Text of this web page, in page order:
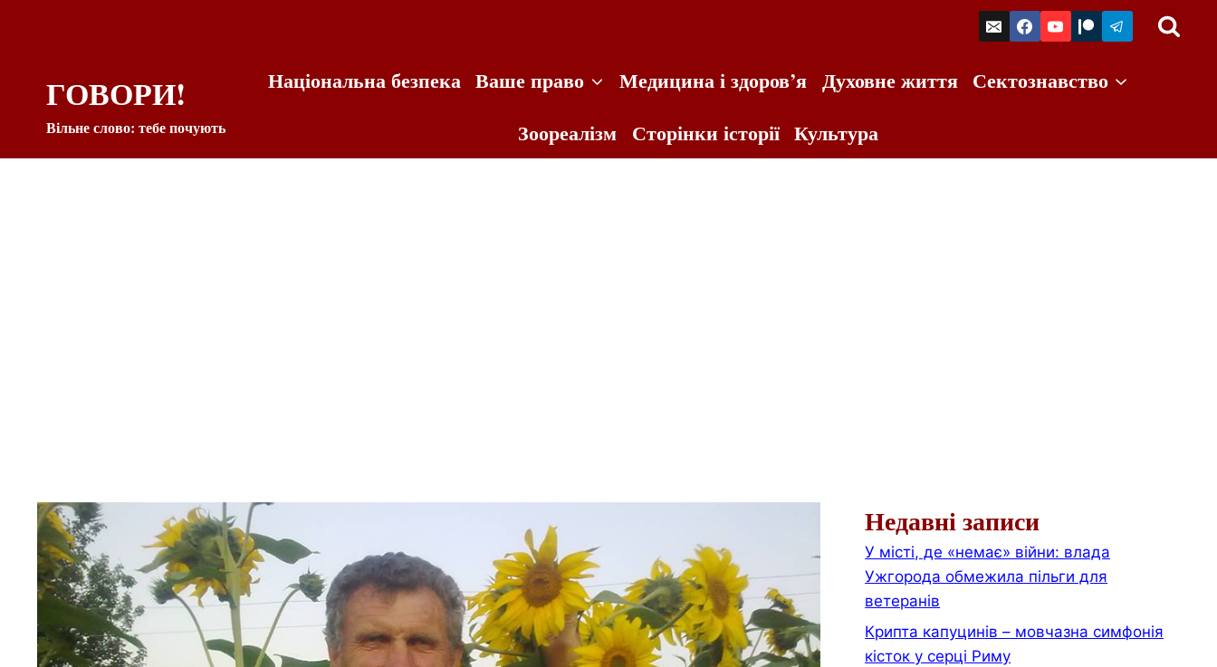
ГОВОРИ!
Вільне слово: тебе почують
Національна безпека Ваше право Медицина і здоров’я Духовне життя Сектознавство
Зоореалізм Сторінки історії Культура
Недавні записи
У місті, де «немає» війни: влада
Ужгорода обмежила пільги для
ветеранів
Крипта капуцинів – мовчазна симфонія
кісток у серці Риму